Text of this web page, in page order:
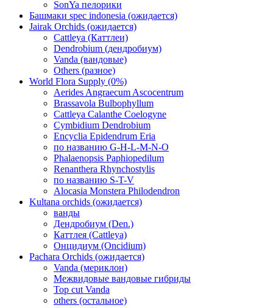
SonYa пелорики
Башмаки spec indonesia (ожидается)
Jairak Orchids (ожидается)
Cattleya (Каттлеи)
Dendrobium (дендробиум)
Vanda (вандовые)
Others (разное)
World Flora Supply (0%)
Aerides Angraecum Ascocentrum
Brassavola Bulbophyllum
Cattleya Calanthe Coelogyne
Cymbidium Dendrobium
Encyclia Epidendrum Eria
по названию G-H-L-M-N-O
Phalaenopsis Paphiopedilum
Renanthera Rhynchostylis
по названию S-T-V
Alocasia Monstera Philodendron
Kultana orchids (ожидается)
ванды
Дендробиум (Den.)
Каттлея (Cattleya)
Онцидиум (Oncidium)
Pachara Orchids (ожидается)
Vanda (мериклон)
Межвидовые вандовые гибриды
Top cut Vanda
others (остальное)